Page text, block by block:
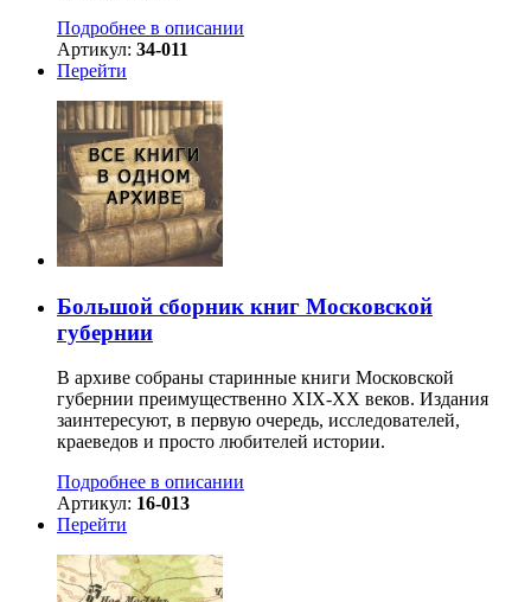
Подробнее в описании
Артикул: 34-011
Перейти
Большой сборник книг Московской
губернии
В архиве собраны старинные книги Московской
губернии преимущественно XIX-ХХ веков. Издания
заинтересуют, в первую очередь, исследователей,
краеведов и просто любителей истории.
Подробнее в описании
Артикул: 16-013
Перейти